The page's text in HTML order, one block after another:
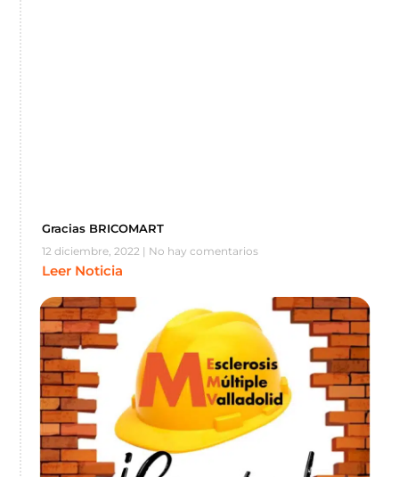
Gracias BRICOMART
12 diciembre, 2022 No hay comentarios
Leer Noticia